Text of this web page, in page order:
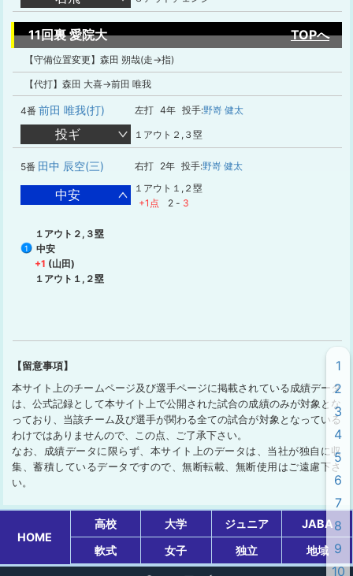
11回裏 愛院大 TOPへ
【守備位置変更】森田 朔哉(走→指)
【代打】森田 大喜→前田 唯我
4番 前田 唯我(打) 左打 4年 投手:野嵜 健太
投ギ １アウト２,３塁
5番 田中 辰空(三) 右打 2年 投手:野嵜 健太
中安
１アウト１,２塁
+1点
2 - 3
１アウト２,３塁
1
中安
+1 (山田)
１アウト１,２塁
【留意事項】
本サイト上のチームページ及び選手ページに掲載されている成績データ
は、公式記録として本サイト上で公開された試合の成績のみが対象とな
っており、当該チーム及び選手が関わる全ての試合が対象となっている
わけではありませんので、この点、ご了承下さい。
なお、成績データに限らず、本サイト上のデータは、当社が独自に収
集、蓄積しているデータですので、無断転載、無断使用はご遠慮下さ
い。
HOME
高校 大学 ジュニア
JABA
軟式
女子 独立 地域
1
2
3
4
5
6
7
8
9
10